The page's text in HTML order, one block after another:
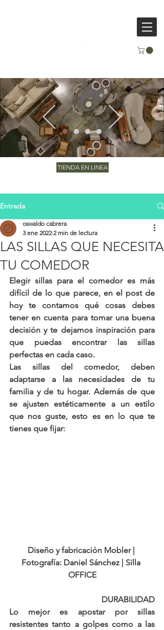
TIENDA EN LINEA
Entrada
LAS SILLAS QUE NECESITA
TU COMEDOR
oswaldo cabrera
3 ene 2022 2 min de lectura
Elegir sillas para el comedor es más
difícil de lo que parece, en el post de
hoy te contamos qué cosas debes
tener en cuenta para tomar una buena
decisión y te dejamos inspiración para
que puedas encontrar las sillas
perfectas en cada caso.
Las sillas del comedor, deben
adaptarse a las necesidades de tu
familia y de tu hogar. Además de que
se ajusten estéticamente a un estilo
que nos guste, esto es en lo que te
tienes que fijar:
Diseño y fabricación Mobler |
Fotografía: Daniel Sánchez | Silla
OFFICE
DURABILIDAD
Lo mejor es apostar por sillas
resistentes tanto a golpes como a las